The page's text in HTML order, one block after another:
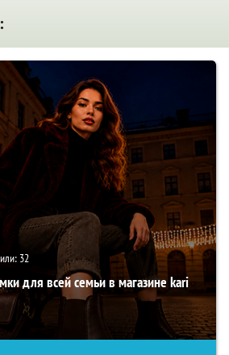
32
для всей семьи в магазине kari